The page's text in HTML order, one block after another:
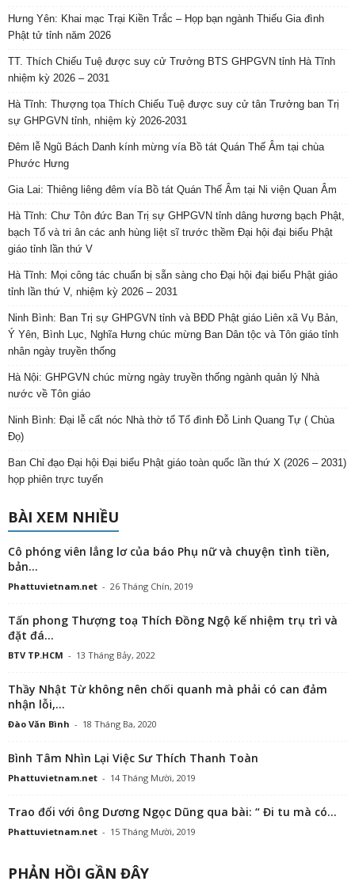
Hưng Yên: Khai mạc Trại Kiền Trắc – Họp bạn ngành Thiếu Gia đình
Phật tử tỉnh năm 2026
TT. Thích Chiếu Tuệ được suy cử Trưởng BTS GHPGVN tỉnh Hà Tĩnh
nhiệm kỳ 2026 – 2031
Hà Tĩnh: Thượng tọa Thích Chiếu Tuệ được suy cử tân Trưởng ban Trị
sự GHPGVN tỉnh, nhiệm kỳ 2026-2031
Đêm lễ Ngũ Bách Danh kính mừng vía Bồ tát Quán Thế Âm tại chùa
Phước Hưng
Gia Lai: Thiêng liêng đêm vía Bồ tát Quán Thế Âm tại Ni viện Quan Âm
Hà Tĩnh: Chư Tôn đức Ban Trị sự GHPGVN tỉnh dâng hương bạch Phật,
bạch Tổ và tri ân các anh hùng liệt sĩ trước thềm Đại hội đại biểu Phật
giáo tỉnh lần thứ V
Hà Tĩnh: Mọi công tác chuẩn bị sẵn sàng cho Đại hội đại biểu Phật giáo
tỉnh lần thứ V, nhiệm kỳ 2026 – 2031
Ninh Bình: Ban Trị sự GHPGVN tỉnh và BĐD Phật giáo Liên xã Vụ Bản,
Ý Yên, Bình Lục, Nghĩa Hưng chúc mừng Ban Dân tộc và Tôn giáo tỉnh
nhân ngày truyền thống
Hà Nội: GHPGVN chúc mừng ngày truyền thống ngành quản lý Nhà
nước về Tôn giáo
Ninh Bình: Đại lễ cất nóc Nhà thờ tổ Tổ đình Đỗ Linh Quang Tự ( Chùa
Đọ)
Ban Chỉ đạo Đại hội Đại biểu Phật giáo toàn quốc lần thứ X (2026 – 2031)
họp phiên trực tuyến
BÀI XEM NHIỀU
Cô phóng viên lẳng lơ của báo Phụ nữ và chuyện tình tiền,
bản...
Phattuvietnam.net - 26 Tháng Chín, 2019
Tấn phong Thượng toạ Thích Đồng Ngộ kế nhiệm trụ trì và
đặt đá...
BTV TP.HCM - 13 Tháng Bảy, 2022
Thầy Nhật Từ không nên chối quanh mà phải có can đảm
nhận lỗi,...
Đào Văn Bình - 18 Tháng Ba, 2020
Bình Tâm Nhìn Lại Việc Sư Thích Thanh Toàn
Phattuvietnam.net - 14 Tháng Mười, 2019
Trao đổi với ông Dương Ngọc Dũng qua bài: “ Đi tu mà có...
Phattuvietnam.net - 15 Tháng Mười, 2019
PHẢN HỒI GẦN ĐÂY